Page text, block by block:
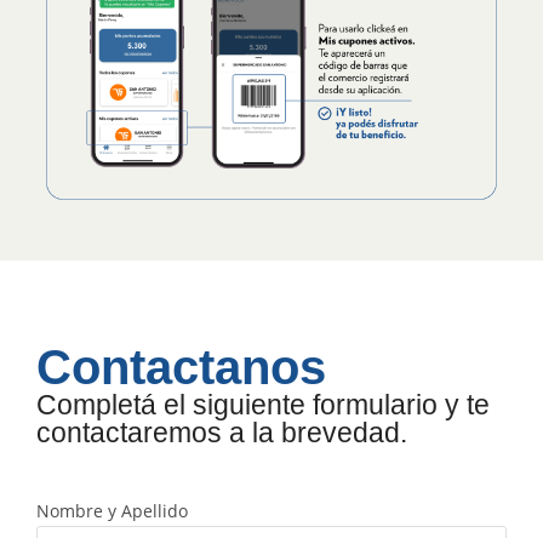
Contactanos
Completá el siguiente formulario y te
contactaremos a la brevedad.
Nombre y Apellido